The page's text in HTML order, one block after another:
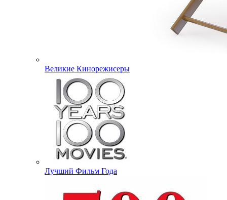
Великие Кинорежисеры
Лучший Фильм Года